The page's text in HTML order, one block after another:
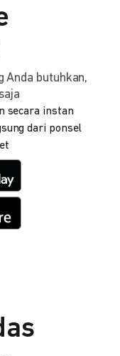
Anda butuhkan,
secara instan
dari ponsel